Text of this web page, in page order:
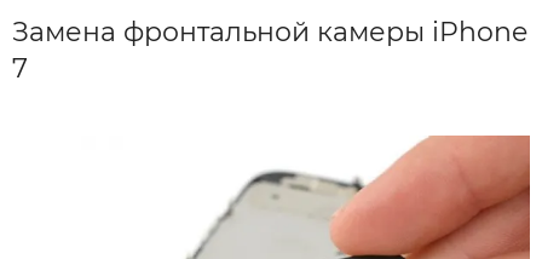
Замена фронтальной камеры iPhone
7